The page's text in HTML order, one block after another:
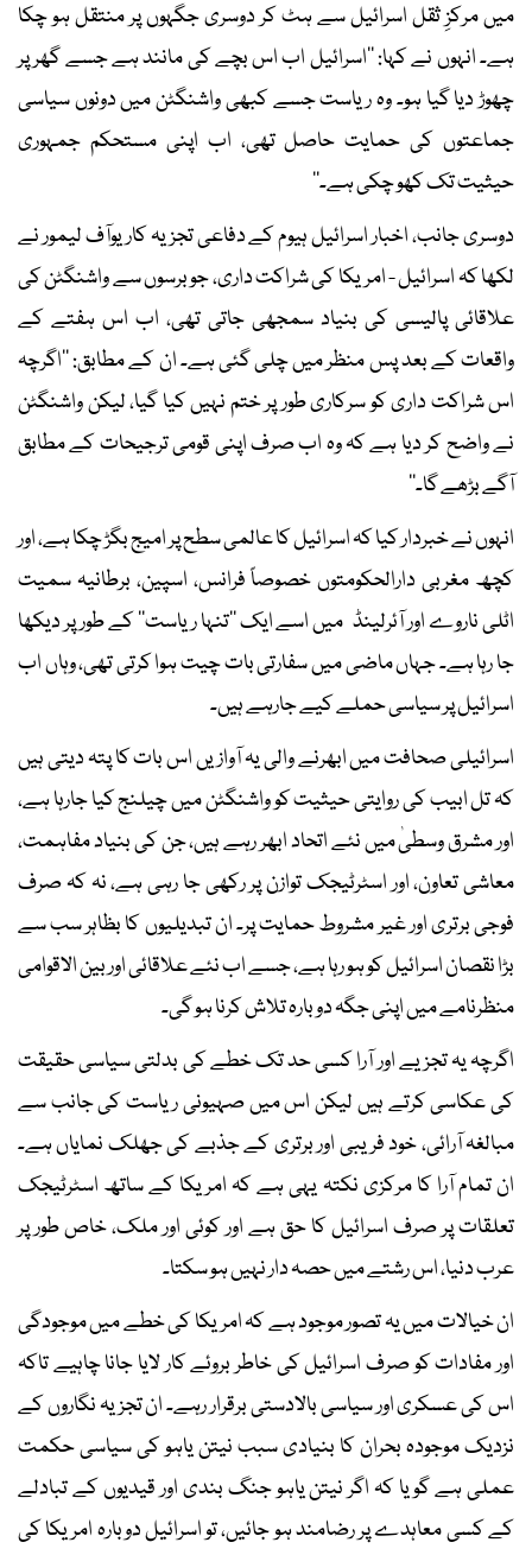
میں مرکزِ ثقل اسرائیل سے ہٹ کر دوسری جگہوں پر منتقل ہو چکا
ہے۔ انہوں نے کہا: ’’اسرائیل اب اس بچے کی مانند ہے جسے گھر پر
چھوڑ دیا گیا ہو۔ وہ ریاست جسے کبھی واشنگٹن میں دونوں سیاسی
جماعتوں کی حمایت حاصل تھی، اب اپنی مستحکم جمہوری
حیثیت تک کھو چکی ہے۔‘‘
دوسری جانب، اخبار اسرائیل ہیوم کے دفاعی تجزیہ کار یوآف لیمور نے
لکھا کہ اسرائیل - امریکا کی شراکت داری، جو برسوں سے واشنگٹن کی
علاقائی پالیسی کی بنیاد سمجھی جاتی تھی، اب اس ہفتے کے
واقعات کے بعد پس منظر میں چلی گئی ہے۔ ان کے مطابق: ’’اگرچہ
اس شراکت داری کو سرکاری طور پر ختم نہیں کیا گیا، لیکن واشنگٹن
نے واضح کر دیا ہے کہ وہ اب صرف اپنی قومی ترجیحات کے مطابق
آگے بڑھے گا۔‘‘
انہوں نے خبردار کیا کہ اسرائیل کا عالمی سطح پر امیج بگڑ چکا ہے، اور
کچھ مغربی دارالحکومتوں خصوصاً فرانس، اسپین، برطانیہ سمیت
اٹلی ناروے اور آئرلینڈ میں اسے ایک ’’تنہا ریاست‘‘ کے طور پر دیکھا
جا رہا ہے۔ جہاں ماضی میں سفارتی بات چیت ہوا کرتی تھی، وہاں اب
اسرائیل پر سیاسی حملے کیے جارہے ہیں۔
اسرائیلی صحافت میں ابھرنے والی یہ آوازیں اس بات کا پتہ دیتی ہیں
کہ تل ابیب کی روایتی حیثیت کو واشنگٹن میں چیلنج کیا جارہا ہے،
اور مشرق وسطیٰ میں نئے اتحاد ابھر رہے ہیں، جن کی بنیاد مفاہمت،
معاشی تعاون، اور اسٹرٹیجک توازن پر رکھی جا رہی ہے، نہ کہ صرف
فوجی برتری اور غیر مشروط حمایت پر۔ ان تبدیلیوں کا بظاہر سب سے
بڑا نقصان اسرائیل کو ہو رہا ہے، جسے اب نئے علاقائی اور بین الاقوامی
منظرنامے میں اپنی جگہ دوبارہ تلاش کرنا ہو گی۔
اگرچہ یہ تجزیے اور آرا کسی حد تک خطے کی بدلتی سیاسی حقیقت
کی عکاسی کرتے ہیں لیکن اس میں صہیونی ریاست کی جانب سے
مبالغہ آرائی، خود فریبی اور برتری کے جذبے کی جھلک نمایاں ہے۔
ان تمام آرا کا مرکزی نکتہ یہی ہے کہ امریکا کے ساتھ اسٹرٹیجک
تعلقات پر صرف اسرائیل کا حق ہے اور کوئی اور ملک، خاص طور پر
عرب دنیا، اس رشتے میں حصہ دار نہیں ہو سکتا۔
ان خیالات میں یہ تصور موجود ہے کہ امریکا کی خطے میں موجودگی
اور مفادات کو صرف اسرائیل کی خاطر بروئے کار لایا جانا چاہیے تاکہ
اس کی عسکری اور سیاسی بالادستی برقرار رہے۔ ان تجزیہ نگاروں کے
نزدیک موجودہ بحران کا بنیادی سبب نیتن یاہو کی سیاسی حکمت
عملی ہے گویا کہ اگر نیتن یاہو جنگ بندی اور قیدیوں کے تبادلے
کے کسی معاہدے پر رضامند ہو جائیں، تو اسرائیل دوبارہ امریکا کی